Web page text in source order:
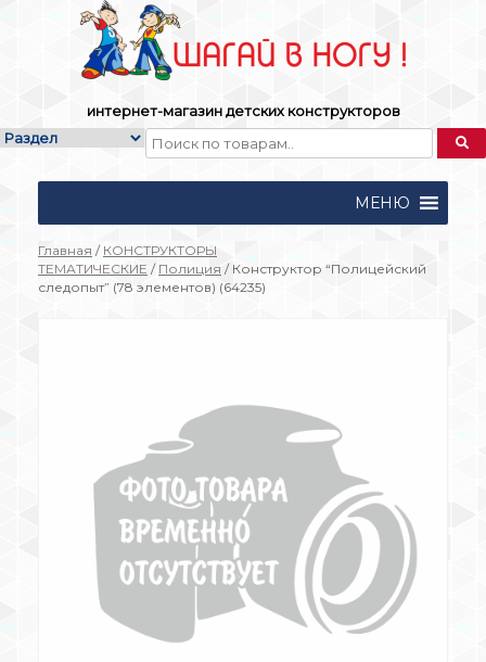
интернет-магазин детских конструкторов
МЕНЮ
Главная / КОНСТРУКТОРЫ
ТЕМАТИЧЕСКИЕ / Полиция / Конструктор “Полицейский
следопыт” (78 элементов) (64235)